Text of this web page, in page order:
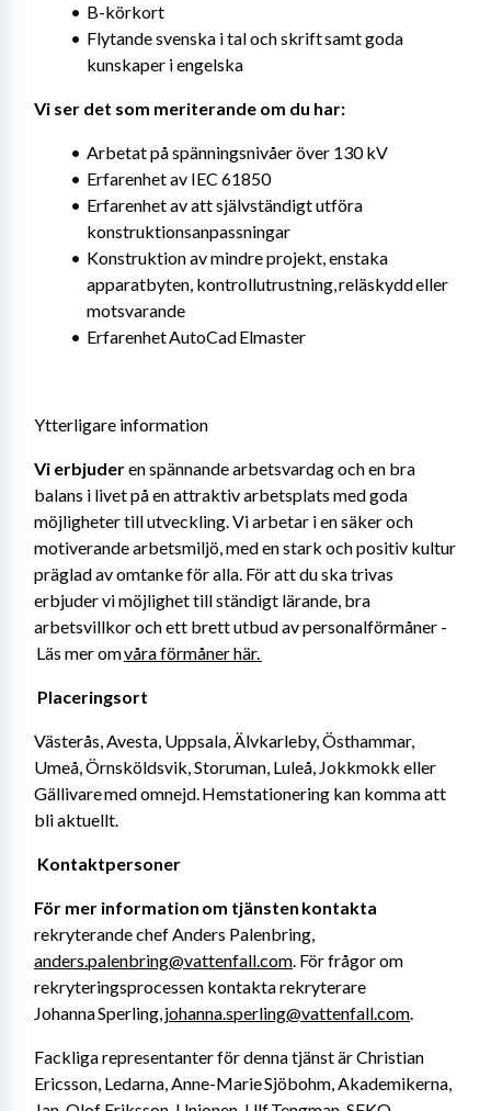
B-körkort
Flytande svenska i tal och skrift samt goda
kunskaper i engelska
Vi ser det som meriterande om du har:
Arbetat på spänningsnivåer över 130 kV
Erfarenhet av IEC 61850
Erfarenhet av att självständigt utföra
konstruktionsanpassningar
Konstruktion av mindre projekt, enstaka
apparatbyten, kontrollutrustning, reläskydd eller
motsvarande
Erfarenhet AutoCad Elmaster
Ytterligare information
Vi erbjuder en spännande arbetsvardag och en bra
balans i livet på en attraktiv arbetsplats med goda
möjligheter till utveckling. Vi arbetar i en säker och
motiverande arbetsmiljö, med en stark och positiv kultur
präglad av omtanke för alla. För att du ska trivas
erbjuder vi möjlighet till ständigt lärande, bra
arbetsvillkor och ett brett utbud av personalförmåner -
Läs mer om våra förmåner här.
Placeringsort
Västerås, Avesta, Uppsala, Älvkarleby, Östhammar,
Umeå, Örnsköldsvik, Storuman, Luleå, Jokkmokk eller
Gällivare med omnejd. Hemstationering kan komma att
bli aktuellt.
Kontaktpersoner
För mer information om tjänsten kontakta
anders.palenbring@vattenfall.com. För frågor om
rekryteringsprocessen kontakta rekryterare
Johanna Sperling, johanna.sperling@vattenfall.com.
Fackliga representanter för denna tjänst är Christian
Ericsson, Ledarna, Anne-Marie Sjöbohm, Akademikerna,